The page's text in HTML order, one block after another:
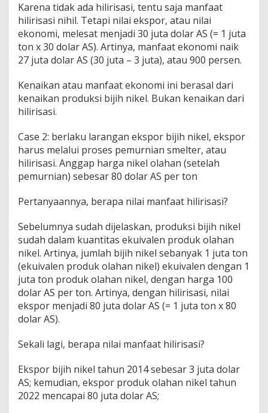
n
P
e
n
y
i
r
a
n
r
i
a
B
h
n
!
Karena tidak ada hilirisasi, tentu saja manfaat
hilirisasi nihil. Tetapi nilai ekspor, atau nilai
ekonomi, melesat menjadi 30 juta dolar AS (= 1 juta
ton x 30 dolar AS). Artinya, manfaat ekonomi naik
27 juta dolar AS (30 juta – 3 juta), atau 900 persen.
Kenaikan atau manfaat ekonomi ini berasal dari
kenaikan produksi bijih nikel. Bukan kenaikan dari
hilirisasi.
Case 2: berlaku larangan ekspor bijih nikel, ekspor
harus melalui proses pemurnian smelter, atau
hilirisasi. Anggap harga nikel olahan (setelah
pemurnian) sebesar 80 dolar AS per ton
Pertanyaannya, berapa nilai manfaat hilirisasi?
Sebelumnya sudah dijelaskan, produksi bijih nikel
sudah dalam kuantitas ekuivalen produk olahan
nikel. Artinya, jumlah bijih nikel sebanyak 1 juta ton
(ekuivalen produk olahan nikel) ekuivalen dengan 1
juta ton produk olahan nikel, dengan harga 100
dolar AS per ton. Artinya, dengan hilirisasi, nilai
ekspor menjadi 80 juta dolar AS (= 1 juta ton x 80
dolar AS).
Sekali lagi, berapa nilai manfaat hilirisasi?
Ekspor bijih nikel tahun 2014 sebesar 3 juta dolar
AS; kemudian, ekspor produk olahan nikel tahun
2022 mencapai 80 juta dolar AS;